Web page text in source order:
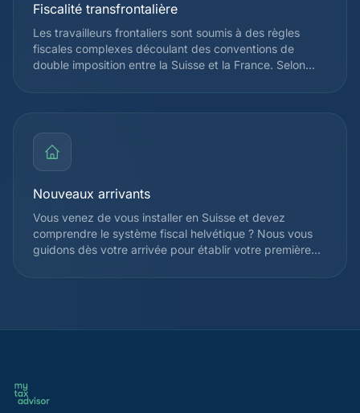
Fiscalité transfrontalière
Les travailleurs frontaliers sont soumis à des règles
fiscales complexes découlant des conventions de
double imposition entre la Suisse et la France. Selon
source en Suisse ou uniquement en France. Nous vous
accompagnons pour optimiser votre situation et éviter
franco-suisse du 11 avril 1983 et de ses avenants.
Nouveaux arrivants
Vous venez de vous installer en Suisse et devez
comprendre le système fiscal helvétique ? Nous vous
guidons dès votre arrivée pour établir votre première
identifier les déductions applicables dès la première
démarches d'enregistrement auprès de l'administration